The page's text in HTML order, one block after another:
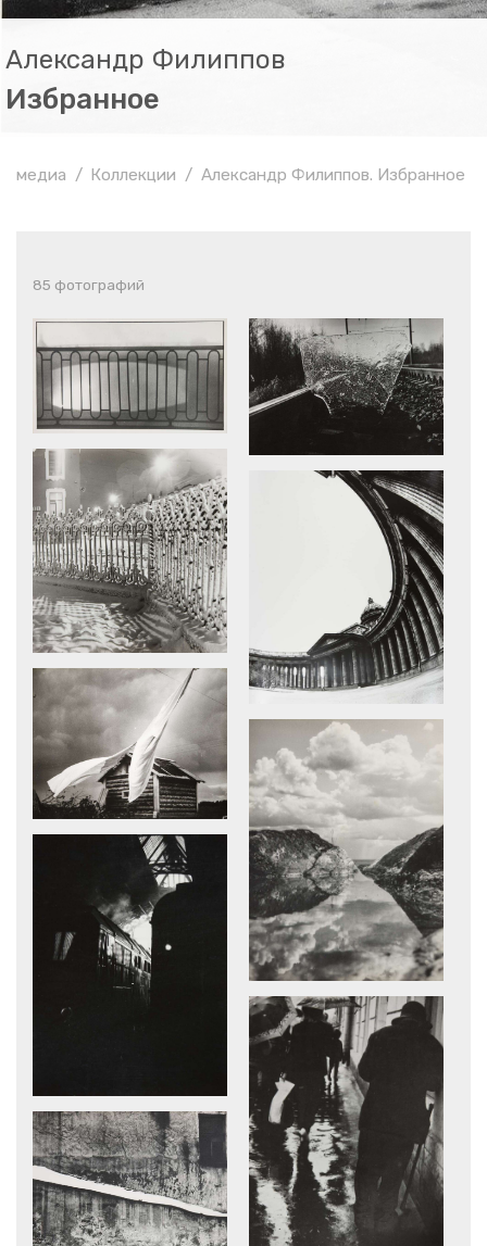
Александр Филиппов
Избранное
медиа Коллекции Александр Филиппов. Избранное
85 фотографий